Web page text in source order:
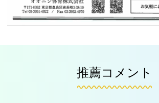
推薦コメント